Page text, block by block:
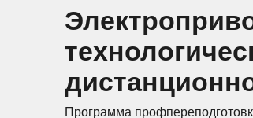
Программа